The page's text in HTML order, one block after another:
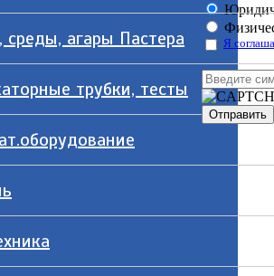
среды, агары Пастера
трубки, тесты
Я